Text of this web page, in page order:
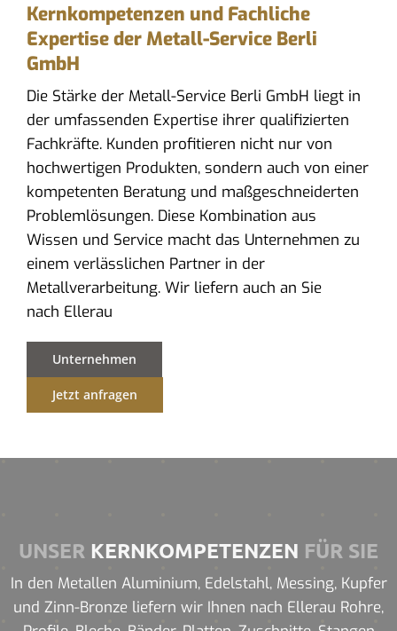
Kernkompetenzen und Fachliche
Expertise der Metall-Service Berli
GmbH
Die Stärke der Metall-Service Berli GmbH liegt in
der umfassenden Expertise ihrer qualifizierten
Fachkräfte. Kunden profitieren nicht nur von
hochwertigen Produkten, sondern auch von einer
kompetenten Beratung und maßgeschneiderten
Problemlösungen. Diese Kombination aus
Wissen und Service macht das Unternehmen zu
einem verlässlichen Partner in der
Metallverarbeitung. Wir liefern auch an Sie
nach Ellerau
Unternehmen
Jetzt anfragen
UNSER KERNKOMPETENZEN FÜR SIE
In den Metallen Aluminium, Edelstahl, Messing, Kupfer
und Zinn-Bronze liefern wir Ihnen nach Ellerau Rohre,